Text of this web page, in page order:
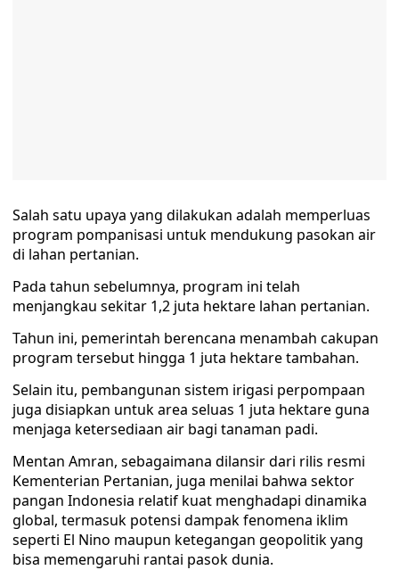
Salah satu upaya yang dilakukan adalah memperluas
program pompanisasi untuk mendukung pasokan air
di lahan pertanian.
Pada tahun sebelumnya, program ini telah
menjangkau sekitar 1,2 juta hektare lahan pertanian.
Tahun ini, pemerintah berencana menambah cakupan
program tersebut hingga 1 juta hektare tambahan.
Selain itu, pembangunan sistem irigasi perpompaan
juga disiapkan untuk area seluas 1 juta hektare guna
menjaga ketersediaan air bagi tanaman padi.
Mentan Amran, sebagaimana dilansir dari rilis resmi
Kementerian Pertanian, juga menilai bahwa sektor
pangan Indonesia relatif kuat menghadapi dinamika
global, termasuk potensi dampak fenomena iklim
seperti El Nino maupun ketegangan geopolitik yang
bisa memengaruhi rantai pasok dunia.